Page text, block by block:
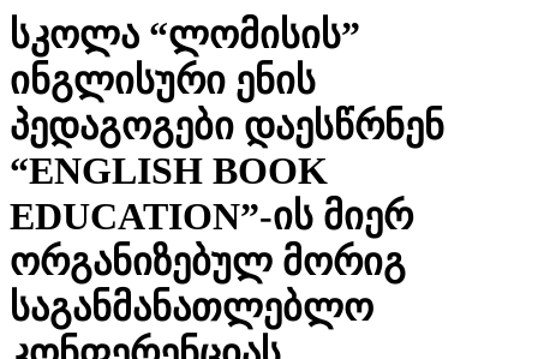
სკოლა “ლომისის”
ინგლისური ენის
პედაგოგები დაესწრნენ
“ENGLISH BOOK
EDUCATION”-ის მიერ
ორგანიზებულ მორიგ
საგანმანათლებლო